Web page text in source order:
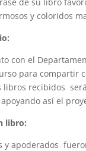
y coloridos
con el
para compartir
libros recibidos
así el
libro:
y apoderados